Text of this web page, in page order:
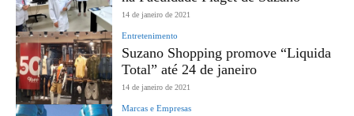
14 de janeiro de 2021
Entretenimento
Suzano Shopping promove “Liquida
Total” até 24 de janeiro
14 de janeiro de 2021
Marcas e Empresas